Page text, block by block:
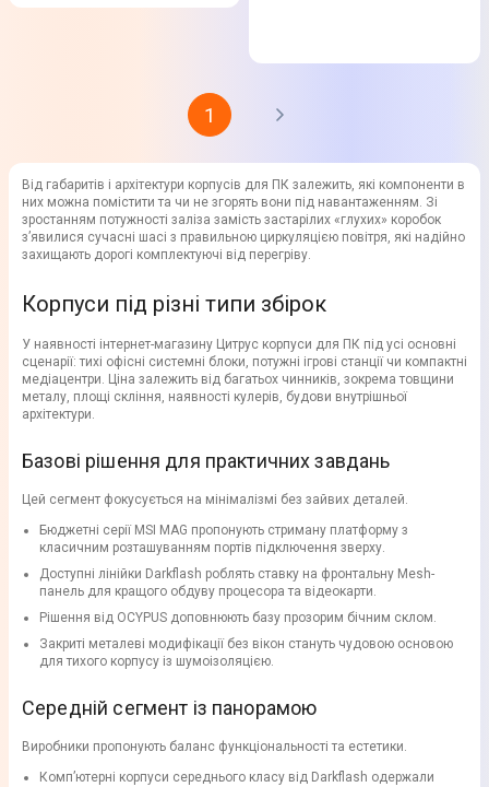
1
Від габаритів і архітектури корпусів для ПК залежить, які компоненти в
них можна помістити та чи не згорять вони під навантаженням. Зі
зростанням потужності заліза замість застарілих «глухих» коробок
з’явилися сучасні шасі з правильною циркуляцією повітря, які надійно
захищають дорогі комплектуючі від перегріву.
Корпуси під різні типи збірок
У наявності інтернет-магазину Цитрус корпуси для ПК під усі основні
сценарії: тихі офісні системні блоки, потужні ігрові станції чи компактні
медіацентри. Ціна залежить від багатьох чинників, зокрема товщини
металу, площі скління, наявності кулерів, будови внутрішньої
архітектури.
Базові рішення для практичних завдань
Цей сегмент фокусується на мінімалізмі без зайвих деталей.
Бюджетні серії MSI MAG пропонують стриману платформу з
класичним розташуванням портів підключення зверху.
Доступні лінійки Darkflash роблять ставку на фронтальну Mesh-
панель для кращого обдуву процесора та відеокарти.
Рішення від OCYPUS доповнюють базу прозорим бічним склом.
Закриті металеві модифікації без вікон стануть чудовою основою
для тихого корпусу із шумоізоляцією.
Середній сегмент із панорамою
Виробники пропонують баланс функціональності та естетики.
Комп’ютерні корпуси середнього класу від Darkflash одержали